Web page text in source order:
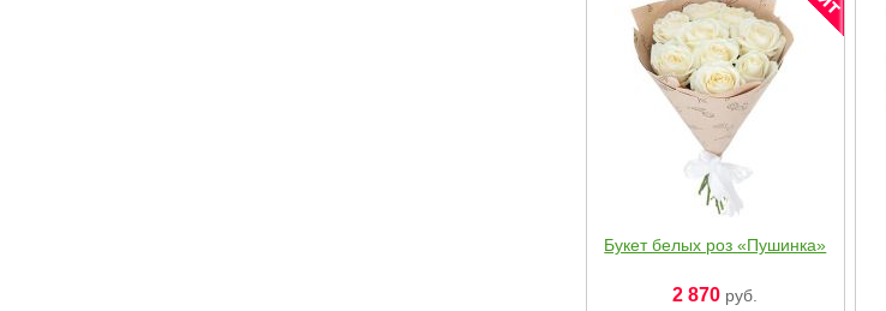
Букет белых роз «Пушинка»
2 870 руб.